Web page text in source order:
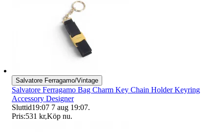
Salvatore Ferragamo/Vintage
Salvatore Ferragamo Bag Charm Key Chain Holder Keyring
Accessory Designer
Sluttid19:07 7 aug 19:07.
Pris:531 kr,Köp nu.